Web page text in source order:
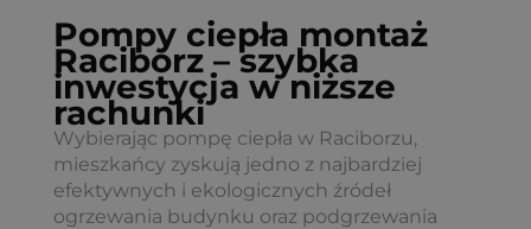
Pompy ciepła montaż
Racibórz – szybka
inwestycja w niższe
rachunki
Wybierając pompę ciepła w Raciborzu,
mieszkańcy zyskują jedno z najbardziej
efektywnych i ekologicznych źródeł
ogrzewania budynku oraz podgrzewania